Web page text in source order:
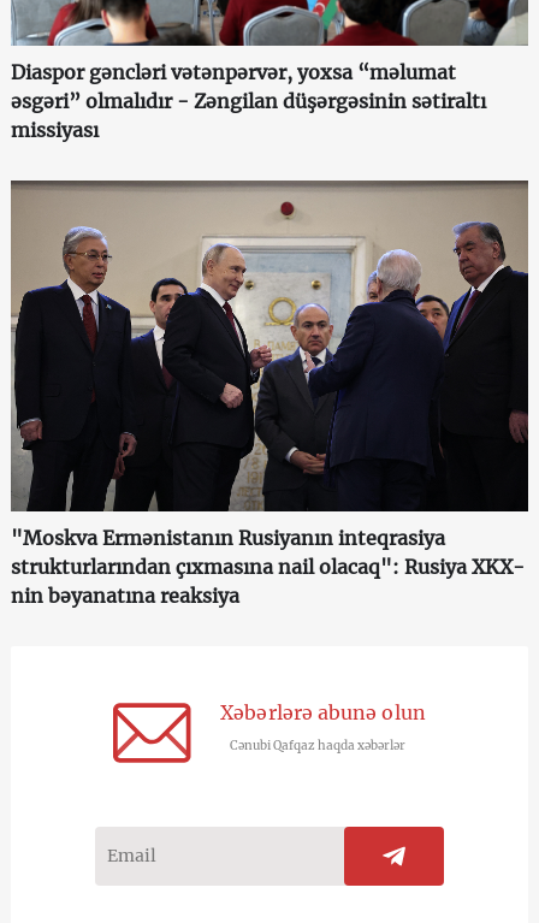
Diaspor gəncləri vətənpərvər, yoxsa “məlumat
əsgəri” olmalıdır - Zəngilan düşərgəsinin sətiraltı
missiyası
"Moskva Ermənistanın Rusiyanın inteqrasiya
strukturlarından çıxmasına nail olacaq": Rusiya XKX-
nin bəyanatına reaksiya
Xəbərlərə abunə olun
Cənubi Qafqaz haqda xəbərlər